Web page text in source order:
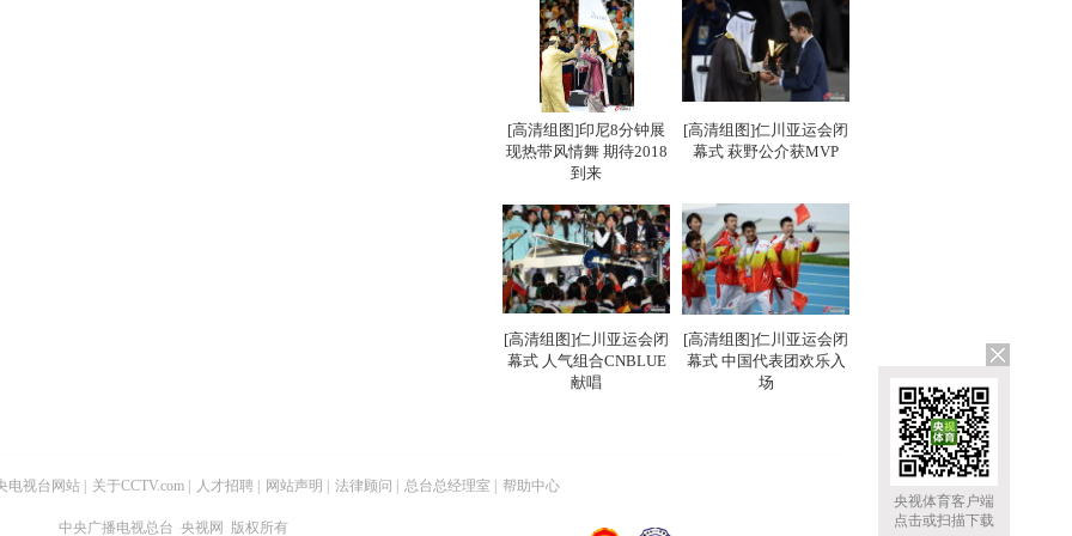
央视体育客户端
点击或扫描下载
[高清组图]印尼8分钟展
现热带风情舞 期待2018
到来
[高清组图]仁川亚运会闭
幕式 萩野公介获MVP
[高清组图]仁川亚运会闭
幕式 人气组合CNBLUE
献唱
[高清组图]仁川亚运会闭
幕式 中国代表团欢乐入
场
电视台网站 关于CCTV.com 人才招聘 网站声明 法律顾问 总台总经理室 帮助中心
中央广播电视总台 央视网 版权所有